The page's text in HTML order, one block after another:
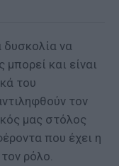
δυσκολία να
και είναι
του
τον
μας στόλος
που έχει η
ρόλο.